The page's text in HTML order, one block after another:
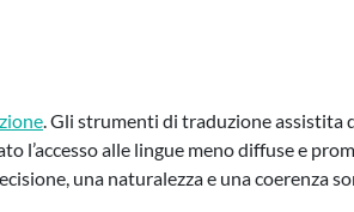
. Gli strumenti di traduzione assistita
l’accesso alle lingue meno diffuse e
una naturalezza e una coerenza